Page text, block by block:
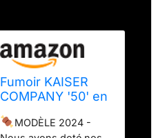
Fumoir KAISER
COMPANY '50' en
de haute qualité,
MODÈLE 2024 -